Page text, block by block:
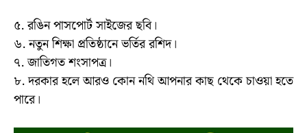
৫. রঙিন পাসপোর্ট সাইজের ছবি।
৬. নতুন শিক্ষা প্রতিষ্ঠানে ভর্তির রশিদ।
৭. জাতিগত শংসাপত্র।
৮. দরকার হলে আরও কোন নথি আপনার কাছ থেকে চাওয়া হতে
পারে।